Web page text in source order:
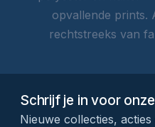
opvallende prints.
rechtstreeks van
Schrijf je in voor
Nieuwe collecties,